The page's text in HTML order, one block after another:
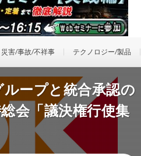
災害/事故/不祥事 テクノロジー/製品
ープと統合承認の
会「議決権行使集